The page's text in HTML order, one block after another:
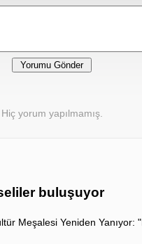
Hiç yorum yapılmamış.
buluşuyor
Meşalesi Yeniden Yanıyor: